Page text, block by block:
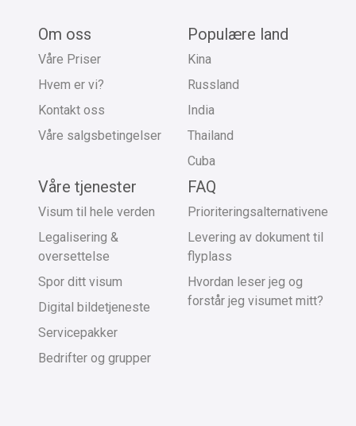
Om oss
Våre Priser
Hvem er vi?
Kontakt oss
Våre salgsbetingelser
Populære land
Kina
Russland
India
Thailand
Cuba
Våre tjenester
Visum til hele verden
Legalisering &
oversettelse
Spor ditt visum
Digital bildetjeneste
Servicepakker
Bedrifter og grupper
FAQ
Prioriteringsalternativene
Levering av dokument til
flyplass
Hvordan leser jeg og
forstår jeg visumet mitt?